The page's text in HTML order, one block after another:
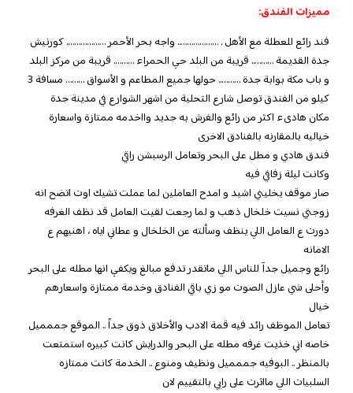
مميزات الفندق:
فند رائع للعطلة مع الأهل . ……………….. واجه بحر الأحمر ………………. كورنيش
جدة القديمة ……….. قريبة من البلد حي الحمراء ………. قريبة من مركز البلد
و باب مكة بوابة جدة ……….. حولها جميع المطاعم و الأسواق ……… مسافة 3
كيلو من الفندق توصل شارع التحلية من اشهر الشوارع في مدينة جدة
مكان هادىء اكثر من رائع والفرش به جديد وااخدمه ممتازة واسعارة
خياليه بالمقارنه بالفنادق الاخرى
فندق هادي و مطل على البحر وتعامل الرسبشن راقي
وكانت ليلة زفافي فيه
صار موقف يخليني اشيد و امدح العاملين لما عملت تشيك اوت اتضح انه
زوجتي نسيت خلخال ذهب و لما رجعت لقيت العامل قد نظف الغرفه
دورت ع العامل اللي ينظف وسألته عن الخلخال و عطاني اياه ، اهنيهم ع
الامانه
رائع وجميل جدآ للناس اللي ماتقدر تدفع مبالغ ويكفي انها مطله على البحر
وأحلى شي عازل الصوت مو زي باقي الفنادق وخدمة ممتازة واسعارهم
خيال
تعامل الموظف رائد فيه قمة الادب والأخلاق ذوق جداً .. الموقع جممميل
خاصه اني خذيت غرفه مطله على البحر والدرايش كانت كبيره استمتعت
بالمنظر .. البوفيه جممميل ونظيف ومنوع .. الخدمة كانت ممتازه
السلبيات اللي مااثرت على رايي بالتقييم لان